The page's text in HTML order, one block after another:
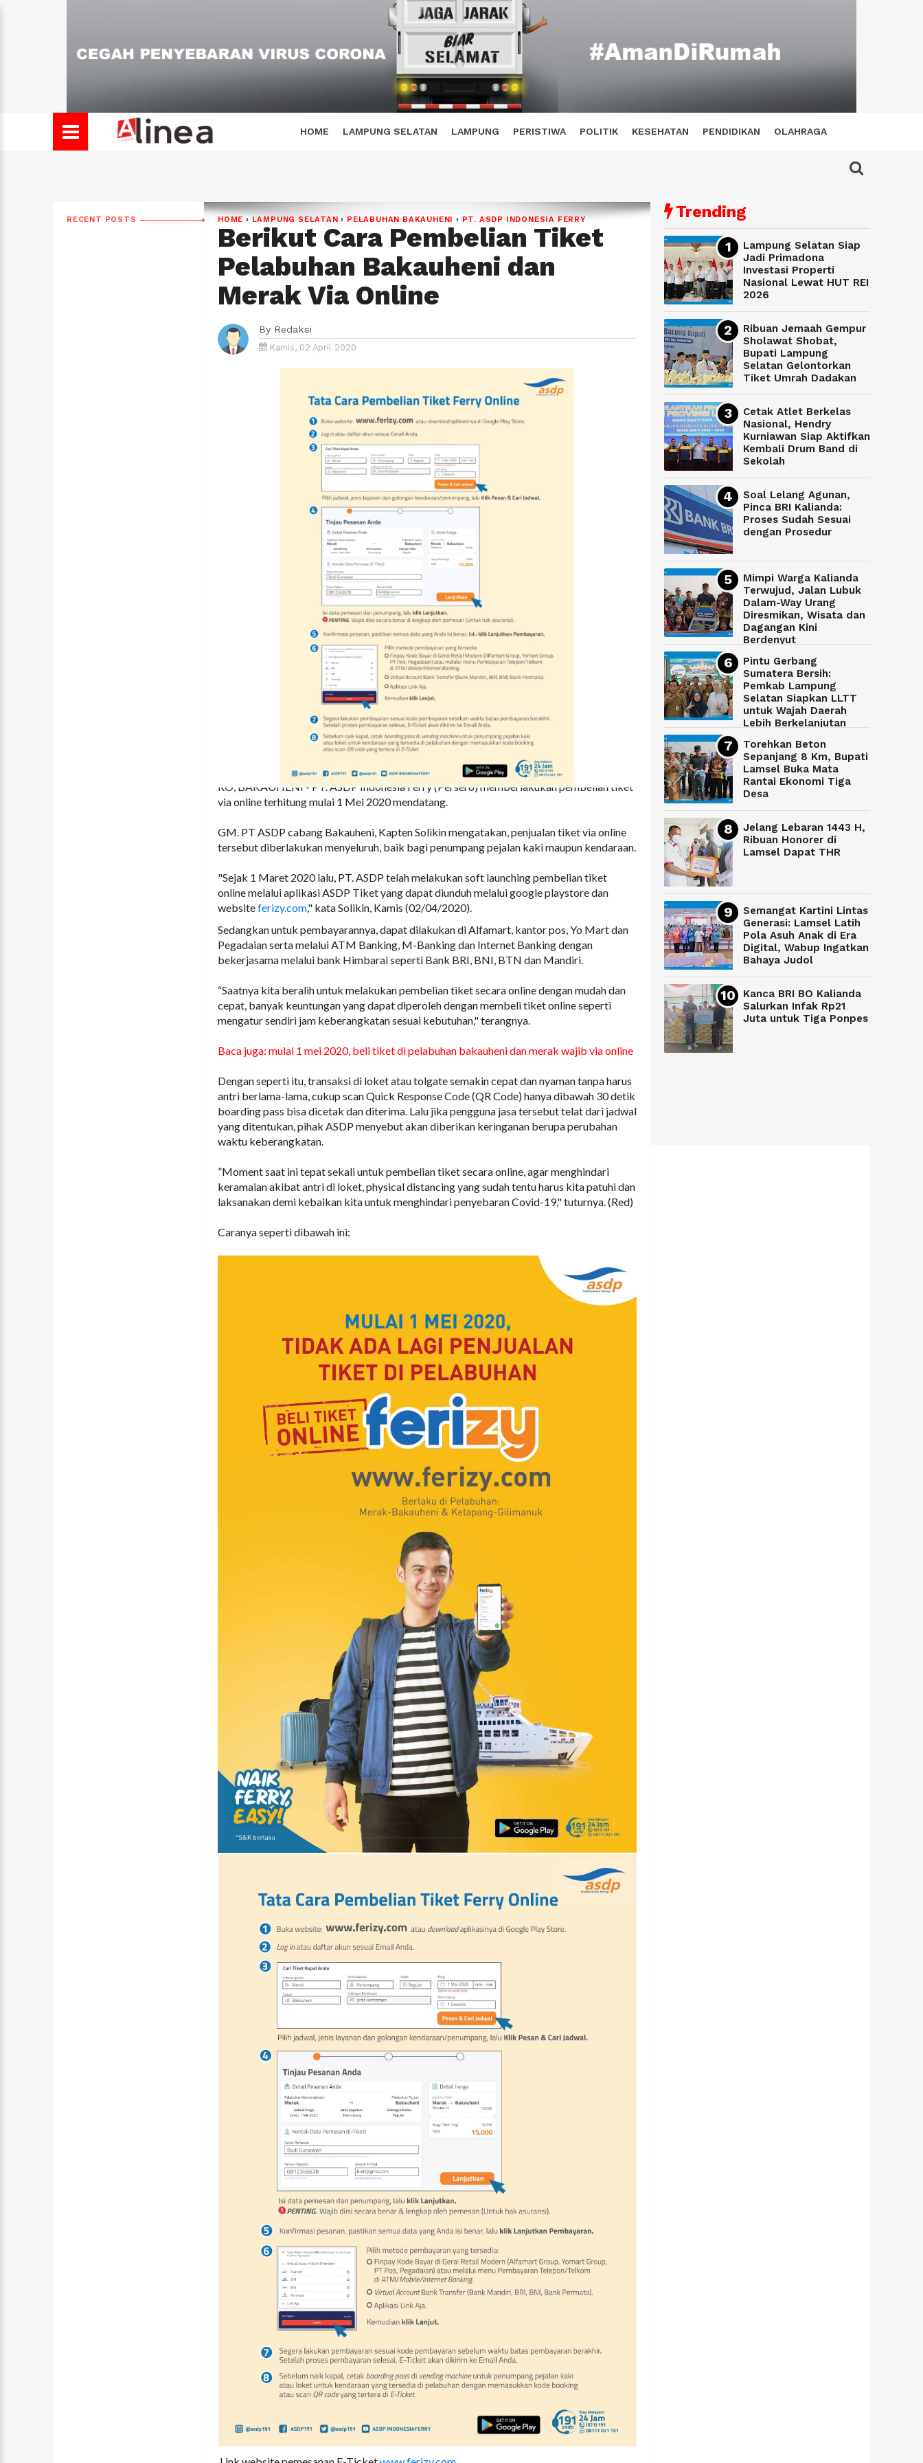
HOME LAMPUNG SELATAN LAMPUNG PERISTIWA POLITIK KESEHATAN PENDIDIKAN OLAHRAGA
RECENT POSTS HOME › LAMPUNG SELATAN › PELABUHAN BAKAUHENI › PT. ASDP INDONESIA FERRY
Berikut Cara Pembelian Tiket
Pelabuhan Bakauheni dan
Merak Via Online
By Redaksi
Kamis, 02 April 2020
RO, BAKAUHENI - PT. ASDP Indonesia Ferry (Persero) memberlakukan pembelian tiket
via online terhitung mulai 1 Mei 2020 mendatang.
GM. PT ASDP cabang Bakauheni, Kapten Solikin mengatakan, penjualan tiket via online
tersebut diberlakukan menyeluruh, baik bagi penumpang pejalan kaki maupun kendaraan.
"Sejak 1 Maret 2020 lalu, PT. ASDP telah melakukan soft launching pembelian tiket
online melalui aplikasi ASDP Tiket yang dapat diunduh melalui google playstore dan
websiteferizy.com," kata Solikin, Kamis (02/04/2020).
Sedangkan untuk pembayarannya, dapat dilakukan di Alfamart, kantor pos, Yo Mart dan
Pegadaian serta melalui ATM Banking, M-Banking dan Internet Banking dengan
bekerjasama melalui bank Himbarai seperti Bank BRI, BNI, BTN dan Mandiri.
“Saatnya kita beralih untuk melakukan pembelian tiket secara online dengan mudah dan
cepat, banyak keuntungan yang dapat diperoleh dengan membeli tiket online seperti
mengatur sendiri jam keberangkatan sesuai kebutuhan," terangnya.
Baca juga: mulai 1 mei 2020, beli tiket di pelabuhan bakauheni dan merak wajib via online
Dengan seperti itu, transaksi di loket atau tolgate semakin cepat dan nyaman tanpa harus
antri berlama-lama, cukup scan Quick Response Code (QR Code) hanya dibawah 30 detik
boarding pass bisa dicetak dan diterima. Lalu jika pengguna jasa tersebut telat dari jadwal
yang ditentukan, pihak ASDP menyebut akan diberikan keringanan berupa perubahan
waktu keberangkatan.
”Moment saat ini tepat sekali untuk pembelian tiket secara online, agar menghindari
keramaian akibat antri di loket, physical distancing yang sudah tentu harus kita patuhi dan
laksanakan demi kebaikan kita untuk menghindari penyebaran Covid-19," tuturnya. (Red)
Caranya seperti dibawah ini:
Trending
Lampung Selatan Siap
Jadi Primadona
Investasi Properti
Nasional Lewat HUT REI
2026
Ribuan Jemaah Gempur
Sholawat Shobat,
Bupati Lampung
Selatan Gelontorkan
Tiket Umrah Dadakan
Cetak Atlet Berkelas
Nasional, Hendry
Kurniawan Siap Aktifkan
Kembali Drum Band di
Sekolah
Soal Lelang Agunan,
Pinca BRI Kalianda:
Proses Sudah Sesuai
dengan Prosedur
Mimpi Warga Kalianda
Terwujud, Jalan Lubuk
Dalam-Way Urang
Diresmikan, Wisata dan
Dagangan Kini
Berdenyut
Pintu Gerbang
Sumatera Bersih:
Pemkab Lampung
Selatan Siapkan LLTT
untuk Wajah Daerah
Lebih Berkelanjutan
Torehkan Beton
Sepanjang 8 Km, Bupati
Lamsel Buka Mata
Rantai Ekonomi Tiga
Desa
Jelang Lebaran 1443 H,
Ribuan Honorer di
Lamsel Dapat THR
Semangat Kartini Lintas
Generasi: Lamsel Latih
Pola Asuh Anak di Era
Digital, Wabup Ingatkan
Bahaya Judol
Kanca BRI BO Kalianda
Salurkan Infak Rp21
Juta untuk Tiga Ponpes